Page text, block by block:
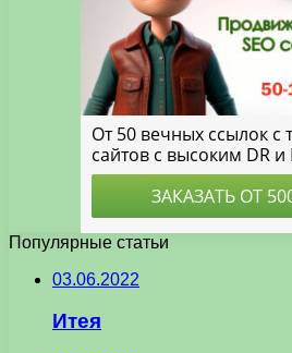
Популярные статьи
03.06.2022
Итея